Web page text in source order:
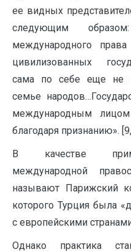
ее видных
следующим
международного
цивилизованных
сама по себе еще не
семье
международным
благодаря признанию».
В качестве
международной
называют Парижский
которого Турция была
с европейскими
Однако практика